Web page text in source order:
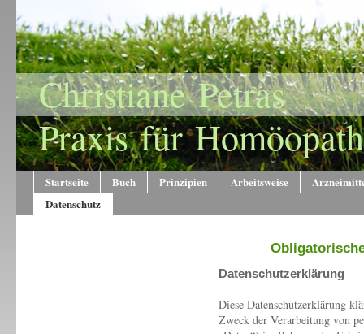
Christiane Petras
Praxis für
Startseite Buch Prinzipien Arbeitsweise
Datenschutz
Datenschutzerklärung
Diese Datenschutzerklärung
Zweck der Verarbeitung von